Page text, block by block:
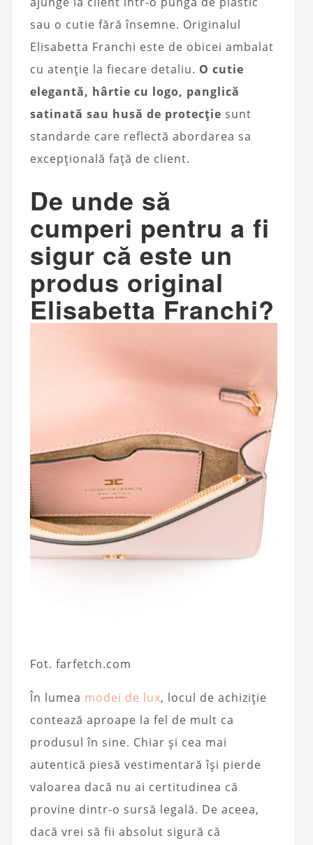
sau o cutie fără însemne. Originalul
Elisabetta Franchi este de obicei ambalat
cu atenție la fiecare detaliu. O cutie
elegantă, hârtie cu logo, panglică
satinată sau husă de protecție sunt
standarde care reflectă abordarea sa
excepțională față de client.
De unde să
cumperi pentru a fi
sigur că este un
produs original
Elisabetta Franchi?
Fot. farfetch.com
În lumea modei de lux, locul de achiziție
contează aproape la fel de mult ca
produsul în sine. Chiar și cea mai
autentică piesă vestimentară își pierde
valoarea dacă nu ai certitudinea că
provine dintr-o sursă legală. De aceea,
dacă vrei să fii absolut sigură că